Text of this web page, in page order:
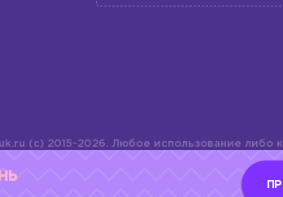
(c) 2015-2026. Любое использование либо
или подборки материалов сайта, элементов
допускается лишь с разрешения